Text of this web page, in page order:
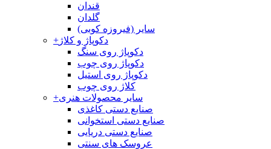
قندان
گلدان
سایر (فیروزه کوبی)
+دکوپاژ و کلاژ
دکوپاژ روی سنگ
دکوپاژ روی چوب
دکوپاژ روی استیل
کلاژ روی چوب
+سایر محصولات هنری
صنایع دستی کاغذی
صنایع دستی استخوانی
صنایع دستی دریایی
عروسک های سنتی